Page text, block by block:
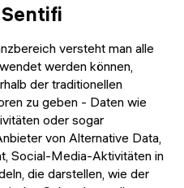
versteht man alle
werden können,
der traditionellen
zu geben - Daten wie
oder sogar
von Alternative Data,
Social-Media-Aktivitäten in
die darstellen, wie der